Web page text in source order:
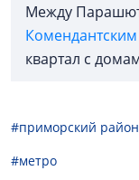
Между
квартал с
#приморский район
#метро